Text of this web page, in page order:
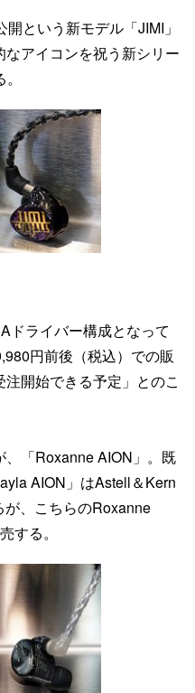
という新モデル「JIMI」
アイコンを祝う新シリー
ドライバー構成となって
円前後（税込）での販
開始できる予定」とのこ
「Roxanne AION」。既
AION」はAstell＆Kern
、こちらのRoxanne
する。